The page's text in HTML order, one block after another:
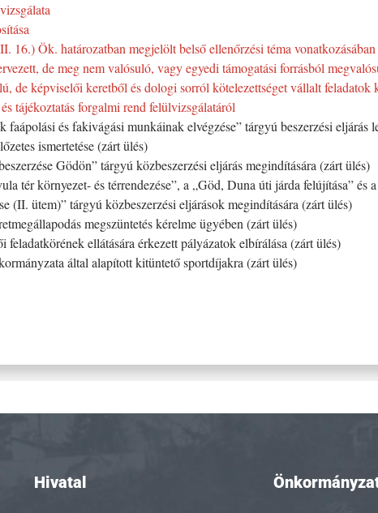
16.) Ök. határozatban megjelölt belső ellenőrzési téma vonatkozásában
de meg nem valósuló, vagy egyedi támogatási forrásból
de képviselői keretből és dologi sorról kötelezettséget vállalt
tájékoztatás forgalmi rend felülvizsgálatáról
faápolási és fakivágási munkáinak elvégzése” tárgyú beszerzési eljárás
ismertetése (zárt ülés)
Gödön” tárgyú közbeszerzési eljárás megindítására (zárt ülés)
tér környezet- és térrendezése”, a „Göd, Duna úti járda felújítása”
(II. ütem)” tárgyú közbeszerzési eljárások megindítására (zárt ülés)
megszüntetés kérelme ügyében (zárt ülés)
ellátására érkezett pályázatok elbírálása (zárt ülés)
által alapított kitüntető sportdíjakra (zárt ülés)
Hivatal